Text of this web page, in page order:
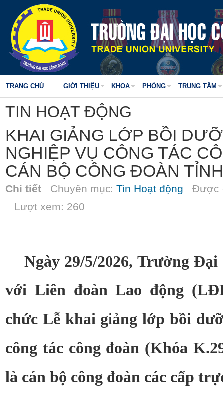
TRANG CHỦ GIỚI THIỆU KHOA PHÒNG TRUNG TÂM
TIN HOẠT ĐỘNG
KHAI GIẢNG LỚP BỒI
NGHIỆP VỤ CÔNG TÁC
CÁN BỘ CÔNG ĐOÀN
Chi tiết Chuyên mục: Tin Hoạt động Được
Lượt xem: 260
Ngày 29/5/2026, Trường
với Liên đoàn Lao động
chức Lễ khai giảng lớp bồi
công tác công đoàn (Khóa
là cán bộ công đoàn các cấp